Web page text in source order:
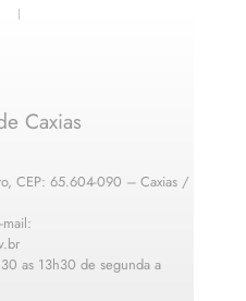
Caxias
CEP: 65.604-090 – Caxias /
as 13h30 de segunda a